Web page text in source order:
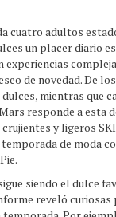
cuatro adultos
un placer diario
experiencias
de novedad. De
mientras que
responde a esta
y ligeros
temporada de moda
siendo el dulce
reveló curiosas